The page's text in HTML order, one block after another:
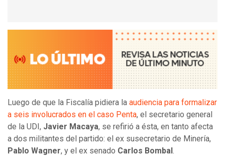
Luego de que la Fiscalía pidiera la audiencia para formalizar
a seis involucrados en el caso Penta, el secretario general
de la UDI, Javier Macaya, se refirió a ésta, en tanto afecta
a dos militantes del partido: el ex susecretario de Minería,
Pablo Wagner, y el ex senado Carlos Bombal .